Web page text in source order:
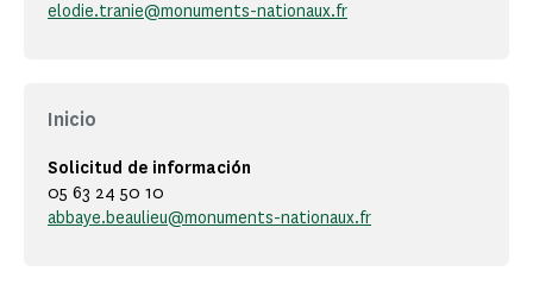
elodie.tranie@monuments-nationaux.fr
Inicio
Solicitud de información
05 63 24 50 10
abbaye.beaulieu@monuments-nationaux.fr